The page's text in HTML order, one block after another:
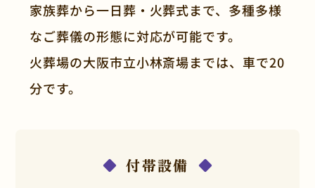
家族葬から一日葬・火葬式まで、多種多様
なご葬儀の形態に対応が可能です。
火葬場の大阪市立小林斎場までは、車で20
分です。
付帯設備